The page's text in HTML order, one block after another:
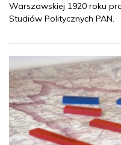
Warszawskiej 1920 roku
Studiów Politycznych PAN.